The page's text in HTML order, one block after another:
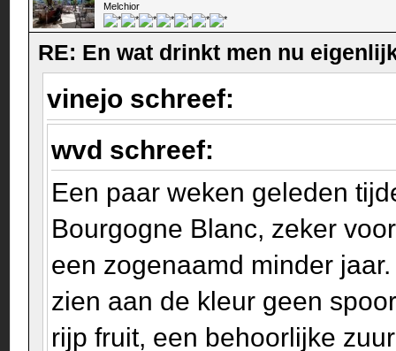
Melchior
RE: En wat drinkt men nu
vinejo schreef:
wvd schreef:
Een paar weken geleden
Bourgogne Blanc, zeker
een zogenaamd minder
zien aan de kleur geen
rijp fruit, een behoorlijke